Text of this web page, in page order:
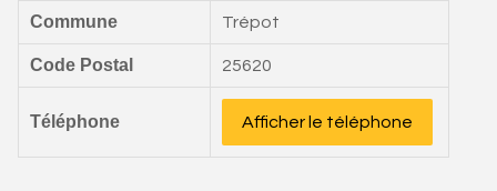
Commune Trépot
Code Postal 25620
Téléphone Afficher le téléphone